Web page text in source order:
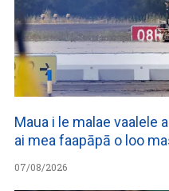
Maua i le malae vaalele
ai mea faapāpā o loo
07/08/2026